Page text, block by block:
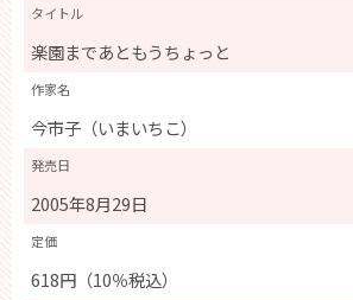
タイトル
楽園まであともうちょっと
作家名
今市子（いまいちこ）
発売日
2005年8月29日
定価
618円（10％税込）